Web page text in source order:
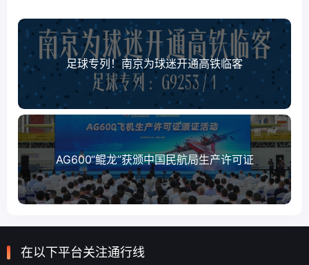
足球专列！南京为球迷开通高铁临客
AG600“鲲龙”获颁中国民航局生产许可证
在以下平台关注通行线